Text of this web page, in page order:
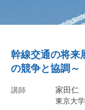
幹線交通の将来
の競争と協調～
講師
家田仁
東京大